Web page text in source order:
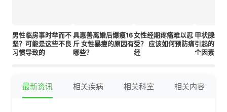
男性临房事时举而不
坚？可能是这些不良
习惯导致的
具惠善离婚后爆瘦16
斤 女性暴瘦的原因有
哪些？
女性经期疼痛难以忍
受？ 应该如何预防痛
经
甲状腺结
引起的？
个因素影响
最新资讯 相关疾病 相关科室 相关内容